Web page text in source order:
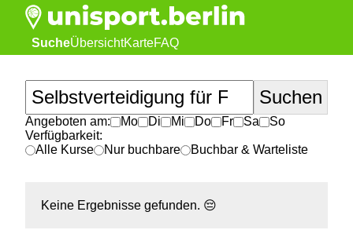
SucheÜbersichtKarteFAQ
Angeboten am: Mo Di Mi Do Fr Sa
So
Verfügbarkeit:
Alle Kurse
Nur buchbare Buchbar & Warteliste
Keine Ergebnisse gefunden. 😔